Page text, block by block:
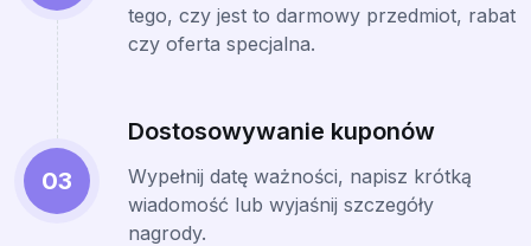
tego, czy jest to darmowy przedmiot, rabat
czy oferta specjalna.
03
Dostosowywanie kuponów
Wypełnij datę ważności, napisz krótką
wiadomość lub wyjaśnij szczegóły
nagrody.